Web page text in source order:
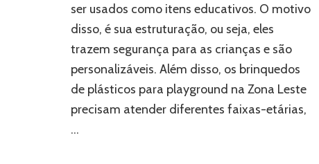
de
investir
ser usados como itens educativos. O motivo
disso, é sua estruturação, ou seja, eles
trazem segurança para as crianças e são
personalizáveis. Além disso, os brinquedos
de plásticos para playground na Zona Leste
precisam atender diferentes faixas-etárias,
…